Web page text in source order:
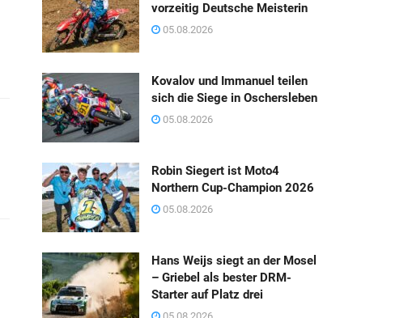
vorzeitig Deutsche Meisterin
05.08.2026
Kovalov und Immanuel teilen
sich die Siege in Oschersleben
05.08.2026
Robin Siegert ist Moto4
Northern Cup-Champion 2026
05.08.2026
Hans Weijs siegt an der Mosel
– Griebel als bester DRM-
Starter auf Platz drei